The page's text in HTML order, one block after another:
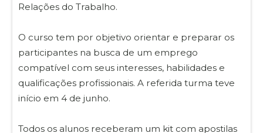
Relações do Trabalho.
O curso tem por objetivo orientar e preparar os
participantes na busca de um emprego
compatível com seus interesses, habilidades e
qualificações profissionais. A referida turma teve
início em 4 de junho.
Todos os alunos receberam um kit com apostilas